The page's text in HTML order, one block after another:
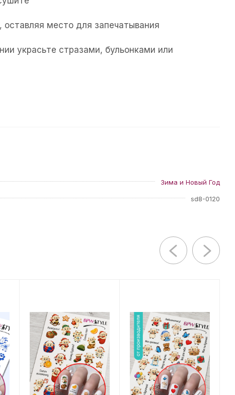
место для запечатывания
украсьте стразами, бульонками или
Зима и Новый Год
sd8-0120